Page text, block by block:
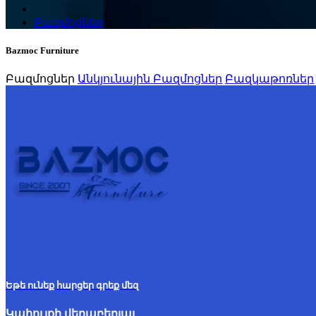
Բազմոցներ
Bazmoc Furniture
Բազմոցներ Անկյունային Բազմոցներ Բազկաթոռներ
Եթե ունեք հարցեր գրեք մեզ
Կահույքի վերաբերյալ